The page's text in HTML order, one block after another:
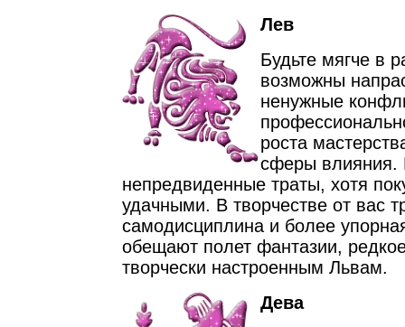
Лев
Будьте мягче в
возможны
ненужные
роста
сферы влияния.
непредвиденные траты, хотя
удачными. В творчестве от вас
самодисциплина и более
обещают полет фантазии,
творчески настроенным Львам.
Дева